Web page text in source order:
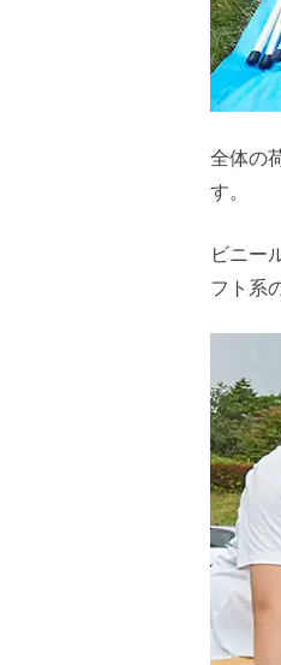
全体の
す。
ビニー
フト系